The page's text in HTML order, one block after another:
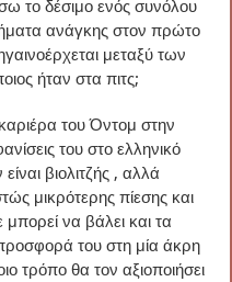
το δέσιμο ενός συνόλου
ανάγκης στον πρώτο
μεταξύ των
ήταν στα πιτς;
του Όντομ στην
του στο ελληνικό
βιολιτζής , αλλά
μικρότερης πίεσης και
να βάλει και τα
του στη μία άκρη
τρόπο θα τον αξιοποιήσει